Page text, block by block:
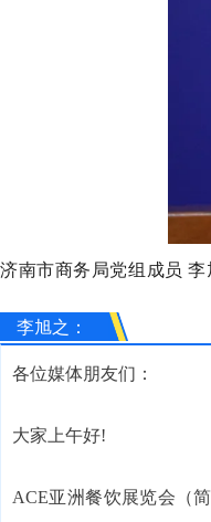
济南市商务局党组成员 李
李旭之：
各位媒体朋友们：
大家上午好!
ACE亚洲餐饮展览会（